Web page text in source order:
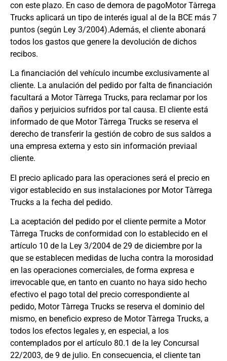
con este plazo. En caso de demora de pagoMotor Tàrrega
Trucks aplicará un tipo de interés igual al de la BCE más 7
puntos (según Ley 3/2004).Además, el cliente abonará
todos los gastos que genere la devolución de dichos
recibos.
La financiación del vehículo incumbe exclusivamente al
cliente. La anulación del pedido por falta de financiación
facultará a Motor Tàrrega Trucks, para reclamar por los
daños y perjuicios sufridos por tal causa. El cliente está
informado de que Motor Tàrrega Trucks se reserva el
derecho de transferir la gestión de cobro de sus saldos a
una empresa externa y esto sin información previaal
cliente.
El precio aplicado para las operaciones será el precio en
vigor establecido en sus instalaciones por Motor Tàrrega
Trucks a la fecha del pedido.
La aceptación del pedido por el cliente permite a Motor
Tàrrega Trucks de conformidad con lo establecido en el
artículo 10 de la Ley 3/2004 de 29 de diciembre por la
que se establecen medidas de lucha contra la morosidad
en las operaciones comerciales, de forma expresa e
irrevocable que, en tanto en cuanto no haya sido hecho
efectivo el pago total del precio correspondiente al
pedido, Motor Tàrrega Trucks se reserva el dominio del
mismo, en beneficio expreso de Motor Tàrrega Trucks, a
todos los efectos legales y, en especial, a los
contemplados por el artículo 80.1 de la ley Concursal
22/2003, de 9 de julio. En consecuencia, el cliente tan